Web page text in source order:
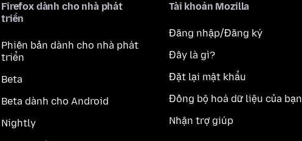
Firefox dành cho nhà phát
triển
Phiên bản dành cho nhà phát
triển
Beta
Beta dành cho Android
Nightly
Tài khoản Mozilla
Đăng nhập/Đăng ký
Đây là gì?
Đặt lại mật khẩu
Đồng bộ hoá dữ liệu của bạn
Nhận trợ giúp